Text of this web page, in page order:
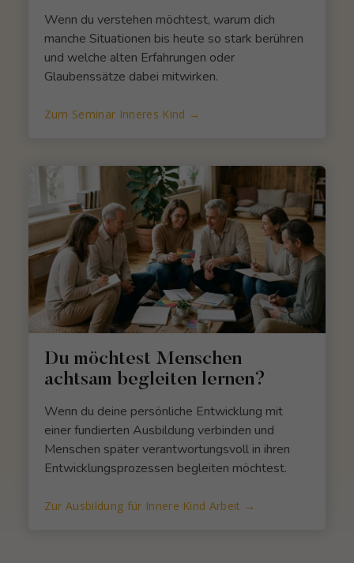
Wenn du verstehen möchtest, warum dich
manche Situationen bis heute so stark berühren
und welche alten Erfahrungen oder
Glaubenssätze dabei mitwirken.
Zum Seminar Inneres Kind →
Du möchtest Menschen
achtsam begleiten lernen?
Wenn du deine persönliche Entwicklung mit
einer fundierten Ausbildung verbinden und
Menschen später verantwortungsvoll in ihren
Entwicklungsprozessen begleiten möchtest.
Zur Ausbildung für Innere Kind Arbeit →